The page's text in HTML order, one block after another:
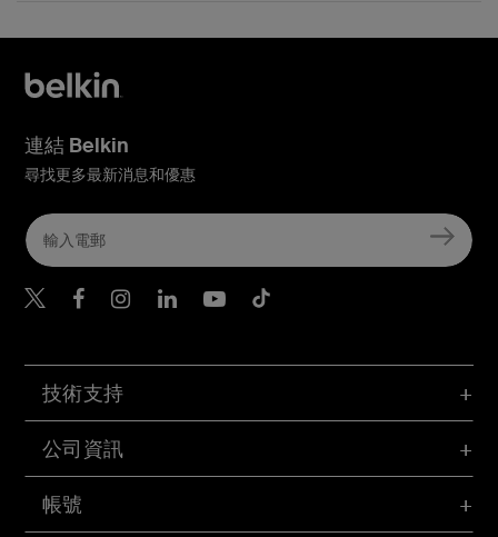
帳號
技術支持
公司資訊
連結 Belkin
尋找更多最新消息和優惠
Belkin Twitter
Belkin Hong Kong
Belkin Instagram
Belkin Hong Kong
Belkin Youtube
Belkin TikTok